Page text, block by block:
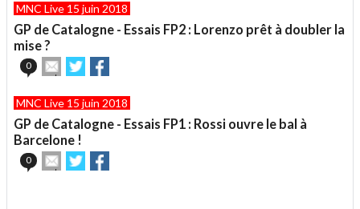
à
un
ami
MNC Live 15 juin 2018
GP de Catalogne - Essais FP2 : Lorenzo prêt à doubler la
mise ?
0
Envoyer
cet
à
un
ami
Partager
sur sur
MNC Live 15 juin 2018
GP de Catalogne - Essais FP1 : Rossi ouvre le bal à
Barcelone !
0
Envoyer
cet
Partager
sur sur